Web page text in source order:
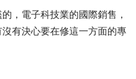
，電子科技業的國際銷售，
有決心要在修這一方面的專